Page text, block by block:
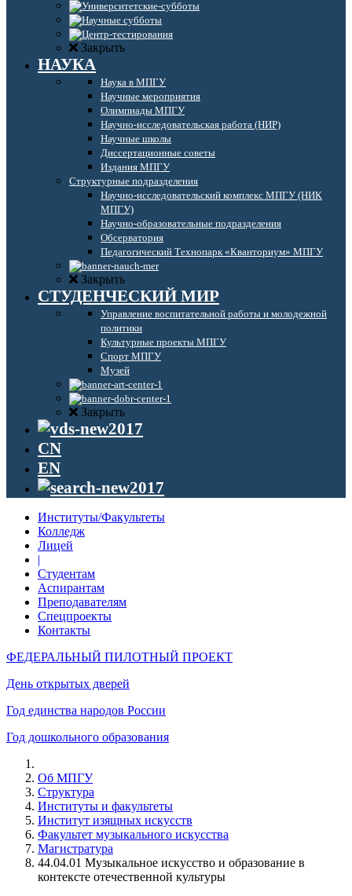
Закрыть
НАУКА
Наука в МПГУ
Научные мероприятия
Олимпиады МПГУ
Научно-исследовательская работа (НИР)
Научные школы
Диссертационные советы
Издания МПГУ
Структурные подразделения
Научно-исследовательский комплекс МПГУ (НИК
МПГУ)
Научно-образовательные подразделения
Обсерватория
Педагогический Технопарк «Кванториум» МПГУ
Закрыть
СТУДЕНЧЕСКИЙ МИР
Управление воспитательной работы и молодежной
политики
Культурные проекты МПГУ
Спорт МПГУ
Музей
Закрыть
CN
EN
Институты/Факультеты
Колледж
Лицей
|
Студентам
Аспирантам
Преподавателям
Спецпроекты
Контакты
ФЕДЕРАЛЬНЫЙ ПИЛОТНЫЙ ПРОЕКТ
День открытых дверей
Год единства народов России
Год дошкольного образования
Об МПГУ
Структура
Институты и факультеты
Институт изящных искусств
Факультет музыкального искусства
Магистратура
44.04.01 Музыкальное искусство и образование в
контексте отечественной культуры